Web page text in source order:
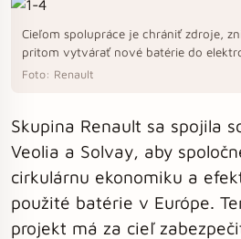
Cieľom spolupráce je chrániť zdroje,
pritom vytvárať nové batérie do
Foto: Renault
Skupina Renault sa spojila
Veolia a Solvay, aby
cirkulárnu ekonomiku a
použité batérie v Európe.
projekt má za cieľ